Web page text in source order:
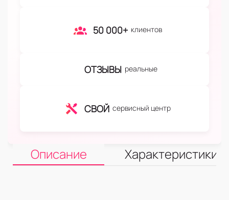
50 000+ клиентов
ОТЗЫВЫ реальные
СВОЙ сервисный центр
Описание Характеристики